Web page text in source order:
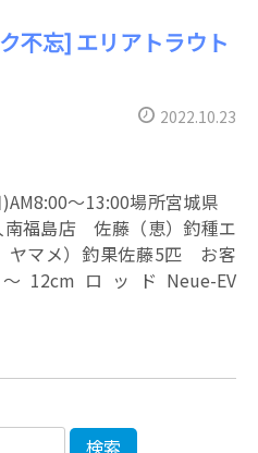
不忘] エリアトラウト
2022.10.23
～13:00場所宮城県
南福島店 佐藤（恵）釣種エ
ヤマメ）釣果佐藤5匹 お客
ロッドNeue-EV